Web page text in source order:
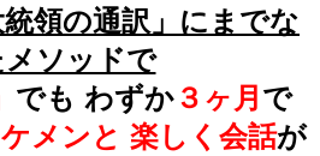
統領の通訳」にまでな
メソッドで
でも わずか３ヶ月 で
メンと 楽しく会話が